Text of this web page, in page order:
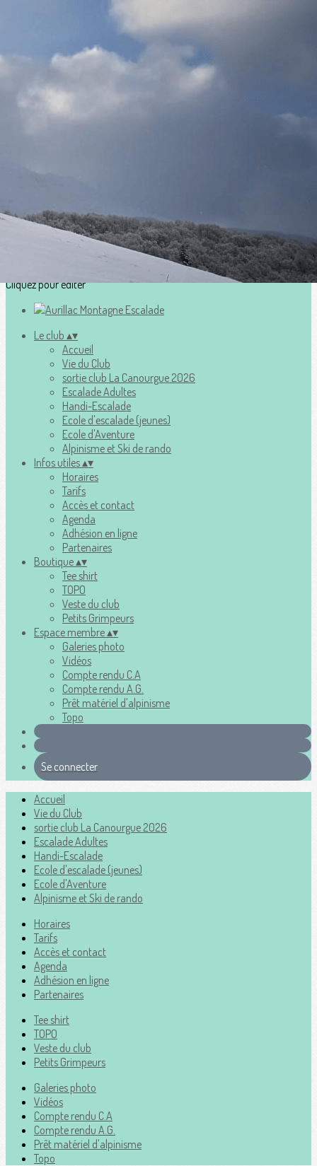
Exporter les lignes sélectionnées
Exporter toutes les colonnes
Exporter uniquement les colonnes affichées
Images de la page d'accueil
Ajoutez un logo, un bouton, des réseaux sociaux
Cliquez pour éditer
Le club ▴▾
Accueil
Vie du Club
sortie club La Canourgue 2026
Escalade Adultes
Handi-Escalade
Ecole d'escalade (jeunes)
Ecole d'Aventure
Alpinisme et Ski de rando
Infos utiles▴▾
Horaires
Tarifs
Accès et contact
Agenda
Adhésion en ligne
Partenaires
Boutique▴▾
Tee shirt
TOPO
Veste du club
Petits Grimpeurs
Espace membre▴▾
Galeries photo
Vidéos
Compte rendu C.A
Compte rendu A.G.
Prêt matériel d'alpinisme
Topo
Se connecter
Accueil
Vie du Club
sortie club La Canourgue 2026
Escalade Adultes
Handi-Escalade
Ecole d'escalade (jeunes)
Ecole d'Aventure
Alpinisme et Ski de rando
Horaires
Tarifs
Accès et contact
Agenda
Adhésion en ligne
Partenaires
Tee shirt
TOPO
Veste du club
Petits Grimpeurs
Galeries photo
Vidéos
Compte rendu C.A
Compte rendu A.G.
Prêt matériel d'alpinisme
Topo